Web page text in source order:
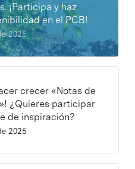
¡Participa y haz
en el PCB!
2025
crecer «Notas de
¿Quieres participar
de inspiración?
2025